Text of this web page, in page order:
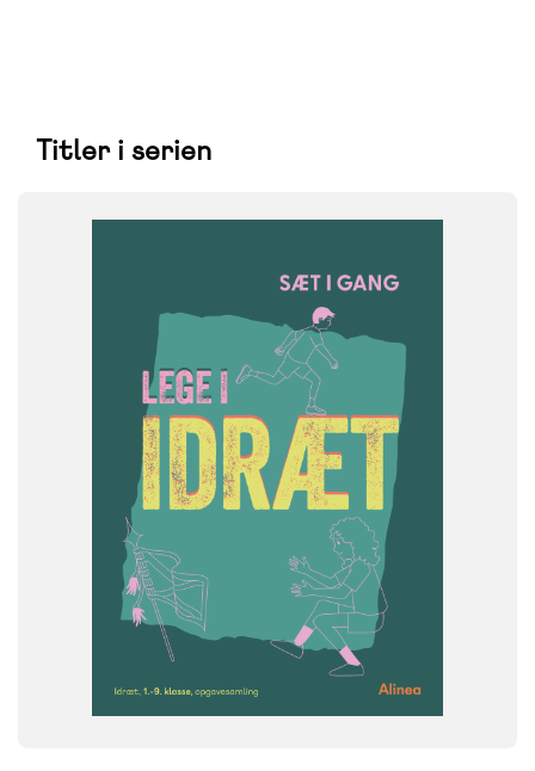
Titler i serien
2. klasse 3. klasse 4. klasse 5. klasse
8. klasse
9788723573568
+